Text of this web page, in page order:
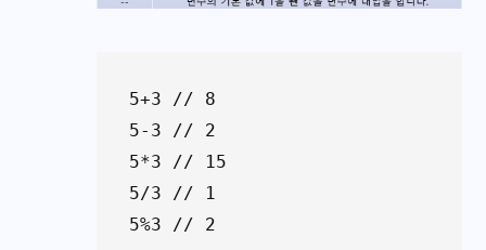
5+3 // 8
5-3 // 2
5*3 // 15
5/3 // 1
5%3 // 2